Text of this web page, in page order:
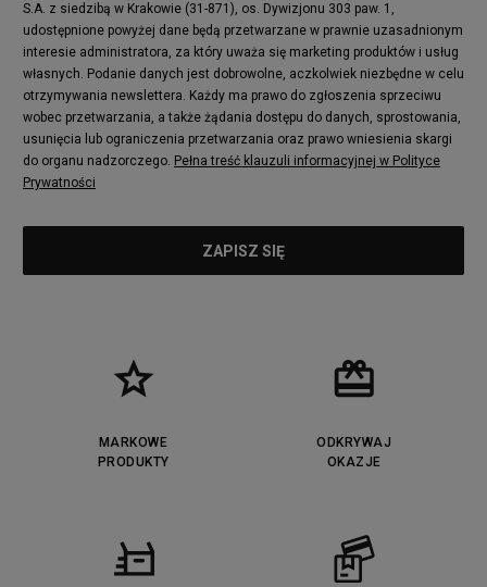
S.A. z siedzibą w Krakowie (31-871), os. Dywizjonu 303 paw. 1,
udostępnione powyżej dane będą przetwarzane w prawnie uzasadnionym
interesie administratora, za który uważa się marketing produktów i usług
własnych. Podanie danych jest dobrowolne, aczkolwiek niezbędne w celu
otrzymywania newslettera. Każdy ma prawo do zgłoszenia sprzeciwu
wobec przetwarzania, a także żądania dostępu do danych, sprostowania,
usunięcia lub ograniczenia przetwarzania oraz prawo wniesienia skargi
do organu nadzorczego. Pełna treść klauzuli informacyjnej w Polityce
Prywatności
MARKOWE
PRODUKTY
ODKRYWAJ
OKAZJE